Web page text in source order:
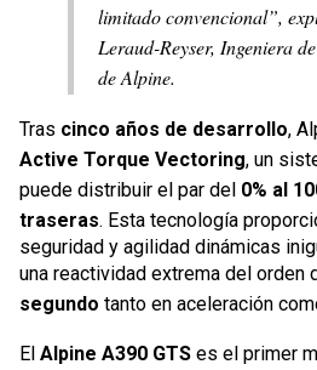
limitado convencional”,
Leraud-Reyser, Ingeniera
de Alpine.
Tras cinco años de desarrollo,
Active Torque Vectoring, un
puede distribuir el par del 0% al
traseras. Esta tecnología
seguridad y agilidad dinámicas
una reactividad extrema del orden
segundo tanto en aceleración
El Alpine A390 GTS es el primer